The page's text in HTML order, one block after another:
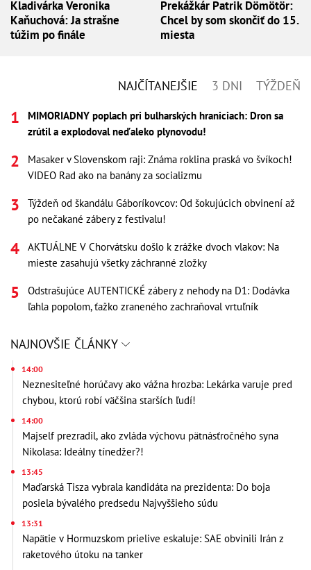
Kladivárka Veronika
Kaňuchová: Ja strašne
túžim po finále
Prekážkár Patrik Dömötör:
Chcel by som skončiť do 15.
miesta
NAJČÍTANEJŠIE 3 DNI TÝŽDEŇ
MIMORIADNY poplach pri bulharských hraniciach: Dron sa
zrútil a explodoval neďaleko plynovodu!
Masaker v Slovenskom raji: Známa roklina praská vo švíkoch!
VIDEO Rad ako na banány za socializmu
Týždeň od škandálu Gáboríkovcov: Od šokujúcich obvinení až
po nečakané zábery z festivalu!
AKTUÁLNE V Chorvátsku došlo k zrážke dvoch vlakov: Na
mieste zasahujú všetky záchranné zložky
Odstrašujúce AUTENTICKÉ zábery z nehody na D1: Dodávka
ľahla popolom, ťažko zraneného zachraňoval vrtuľník
NAJNOVŠIE ČLÁNKY
14:00
Neznesiteľné horúčavy ako vážna hrozba: Lekárka varuje pred
chybou, ktorú robí väčšina starších ľudí!
14:00
Majself prezradil, ako zvláda výchovu pätnásťročného syna
Nikolasa: Ideálny tínedžer?!
13:45
Maďarská Tisza vybrala kandidáta na prezidenta: Do boja
posiela bývalého predsedu Najvyššieho súdu
13:31
Napätie v Hormuzskom prielive eskaluje: SAE obvinili Irán z
raketového útoku na tanker